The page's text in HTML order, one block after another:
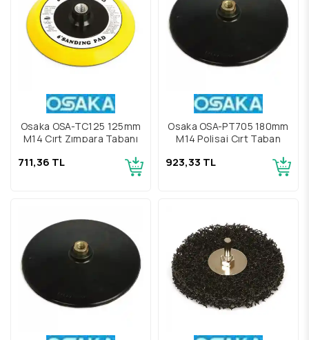
Osaka OSA-TC125 125mm
M14 Cırt Zımpara Tabanı
711,36 TL
Osaka OSA-PT705 180mm
M14 Polisaj Cırt Taban
923,33 TL